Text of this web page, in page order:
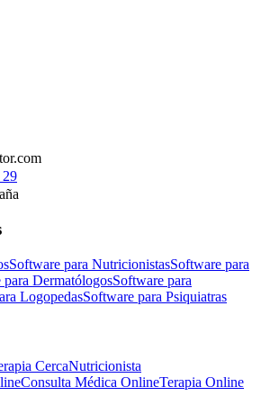
29
Software para NutricionistasSoftware para
para DermatólogosSoftware para
LogopedasSoftware para Psiquiatras
CercaNutricionista
Consulta Médica OnlineTerapia Online